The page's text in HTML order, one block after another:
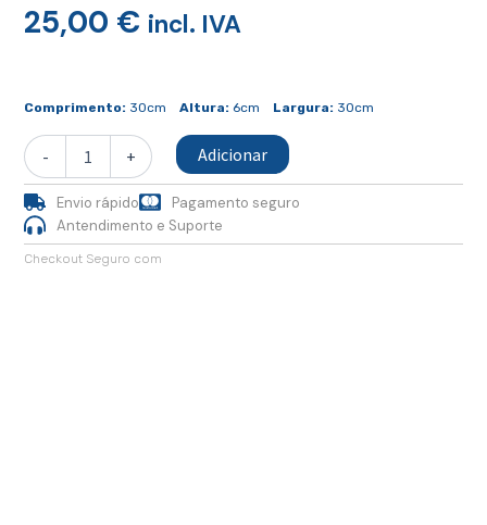
25,00 € incl. IVA
Comprimento: 30cm Altura: 6cm Largura: 30cm
-
Prato
Jantar
+ Adicionar
Envio rápido
Pagamento seguro
Antendimento e Suporte
Checkout Seguro com